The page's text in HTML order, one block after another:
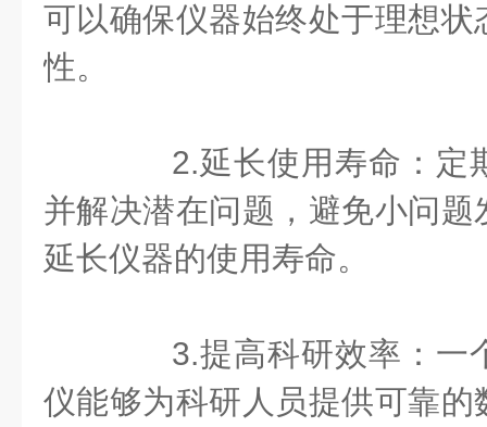
可以确保仪器始终处于理想
性。
2.延长使用寿命：定
并解决潜在问题，避免小问
延长仪器的使用寿命。
3.提高科研效率：一
仪能够为科研人员提供可靠